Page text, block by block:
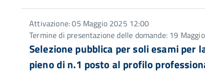
Attivazione: 05 Maggio 2025 12:00
Termine di presentazione delle domande: 19
Selezione pubblica per soli esami
pieno di n.1 posto al profilo